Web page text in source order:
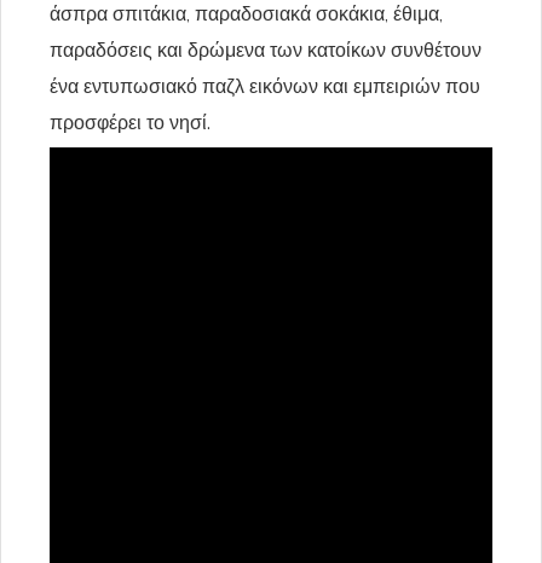
άσπρα σπιτάκια, παραδοσιακά σοκάκια, έθιμα,
παραδόσεις και δρώμενα των κατοίκων συνθέτουν
ένα εντυπωσιακό παζλ εικόνων και εμπειριών που
προσφέρει το νησί.